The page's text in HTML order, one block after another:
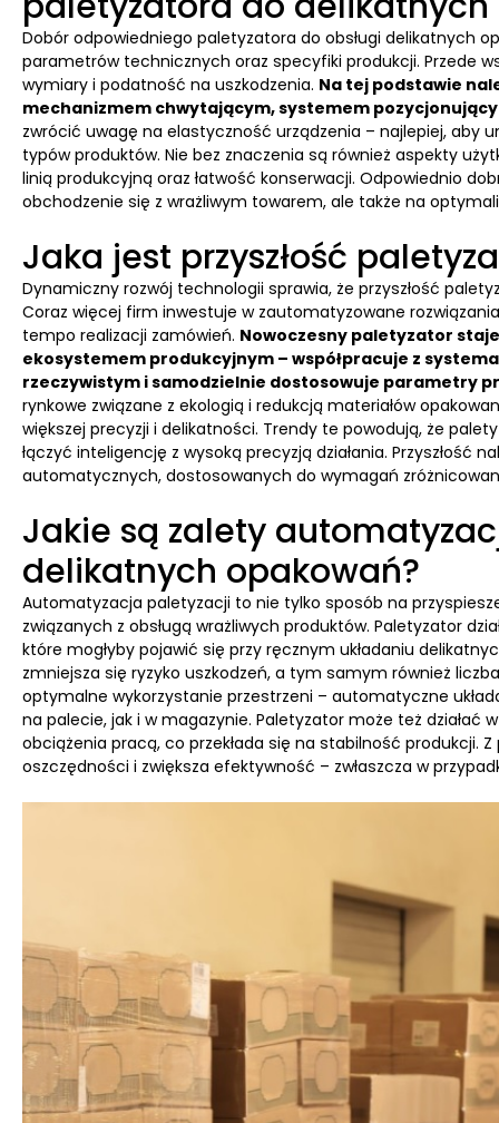
Dobór odpowiedniego paletyzatora do obsługi delikatnych
parametrów technicznych oraz specyfiki produkcji. Przede
wymiary i podatność na uszkodzenia. Na tej podstawie
mechanizmem chwytającym, systemem
zwrócić uwagę na elastyczność urządzenia – najlepiej, aby
typów produktów. Nie bez znaczenia są również aspekty
linią produkcyjną oraz łatwość konserwacji. Odpowiednio
obchodzenie się z wrażliwym towarem, ale także na
Jaka jest przyszłość
Dynamiczny rozwój technologii sprawia, że przyszłość
Coraz więcej firm inwestuje w zautomatyzowane
tempo realizacji zamówień. Nowoczesny paletyzator
ekosystemem produkcyjnym – współpracuje z
rzeczywistym i samodzielnie dostosowuje parametry
rynkowe związane z ekologią i redukcją materiałów
większej precyzji i delikatności. Trendy te powodują, że
łączyć inteligencję z wysoką precyzją działania. Przyszłość
automatycznych, dostosowanych do wymagań
Jakie są zalety
delikatnych opakowań?
Automatyzacja paletyzacji to nie tylko sposób na
związanych z obsługą wrażliwych produktów. Paletyzator
które mogłyby pojawić się przy ręcznym układaniu
zmniejsza się ryzyko uszkodzeń, a tym samym również
optymalne wykorzystanie przestrzeni – automatyczne
na palecie, jak i w magazynie. Paletyzator może też działać
obciążenia pracą, co przekłada się na stabilność produkcji.
oszczędności i zwiększa efektywność – zwłaszcza w